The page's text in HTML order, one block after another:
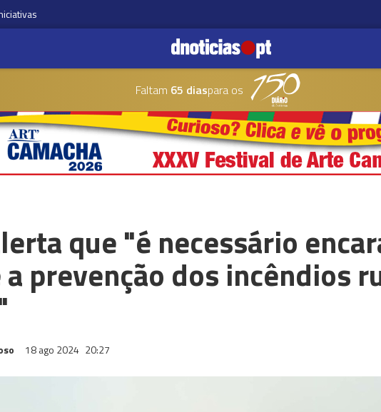
Faltam 65 diaspara os
que "é necessário
prevenção dos incêndios
18 ago 2024 20:27